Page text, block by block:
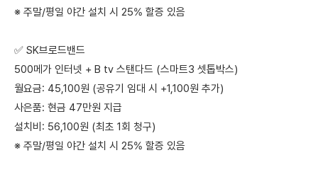
※ 주말/평일 야간 설치 시 25% 할증 있음
✅ SK브로드밴드
500메가 인터넷 + B tv 스탠다드 (스마트3 셋톱박스)
월요금: 45,100원 (공유기 임대 시 +1,100원 추가)
사은품: 현금 47만원 지급
설치비: 56,100원 (최초 1회 청구)
※ 주말/평일 야간 설치 시 25% 할증 있음